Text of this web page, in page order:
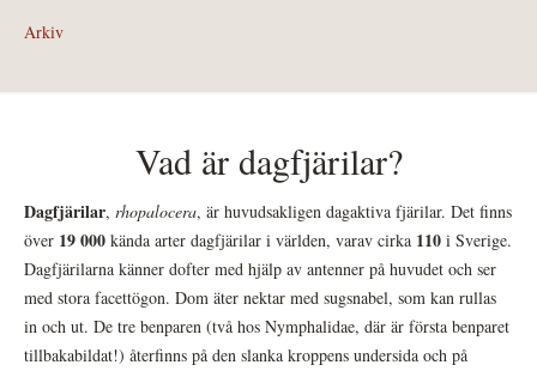
Arkiv
Vad är dagfjärilar?
Dagfjärilar, rhopalocera, är huvudsakligen dagaktiva fjärilar. Det finns
över 19 000 kända arter dagfjärilar i världen, varav cirka 110 i Sverige.
Dagfjärilarna känner dofter med hjälp av antenner på huvudet och ser
med stora facettögon. Dom äter nektar med sugsnabel, som kan rullas
in och ut. De tre benparen (två hos Nymphalidae, där är första benparet
tillbakabildat!) återfinns på den slanka kroppens undersida och på